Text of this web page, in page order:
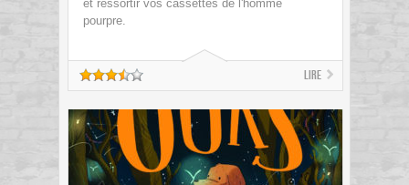
et ressortir vos cassettes de l'homme
pourpre.
Lire